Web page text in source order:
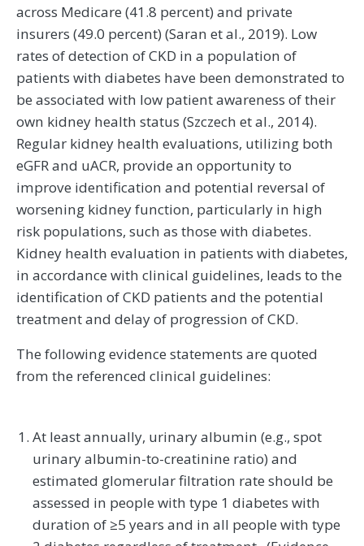
across Medicare (41.8 percent) and private
insurers (49.0 percent) (Saran et al., 2019). Low
rates of detection of CKD in a population of
patients with diabetes have been demonstrated to
be associated with low patient awareness of their
own kidney health status (Szczech et al., 2014).
Regular kidney health evaluations, utilizing both
eGFR and uACR, provide an opportunity to
improve identification and potential reversal of
worsening kidney function, particularly in high
risk populations, such as those with diabetes.
Kidney health evaluation in patients with diabetes,
in accordance with clinical guidelines, leads to the
identification of CKD patients and the potential
treatment and delay of progression of CKD.
The following evidence statements are quoted
from the referenced clinical guidelines:
At least annually, urinary albumin (e.g., spot
urinary albumin-to-creatinine ratio) and
estimated glomerular filtration rate should be
assessed in people with type 1 diabetes with
duration of ≥5 years and in all people with type